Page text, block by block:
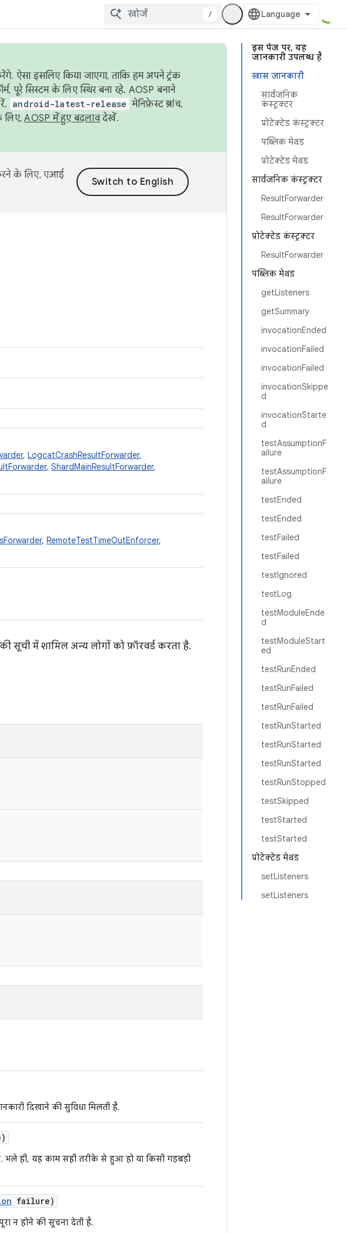
/
इस पेज पर, यह
जानकारी उपलब्ध है
खास जानकारी
सार्वजनिक
कंस्ट्रक्टर
प्रोटेक्टेड कंस्ट्रक्टर
पब्लिक मेथड
प्रोटेक्टेड मेथड
सार्वजनिक कंस्ट्रक्टर
ResultForwarder
ResultForwarder
प्रोटेक्टेड कंस्ट्रक्टर
ResultForwarder
पब्लिक मेथड
getListeners
getSummary
invocationEnded
invocationFailed
invocationFailed
invocationSkippe
d
invocationStarte
d
testAssumptionF
ailure
testAssumptionF
ailure
testEnded
testEnded
testFailed
testFailed
testIgnored
testLog
testModuleEnde
d
testModuleStart
ed
testRunEnded
testRunFailed
testRunFailed
testRunStarted
testRunStarted
testRunStarted
testRunStopped
testSkipped
testStarted
testStarted
प्रोटेक्टेड मेथड
setListeners
setListeners
ऐसा इसलिए किया जाएगा, ताकि हम अपने ट्रंक
सिस्टम के लिए स्थिर बना रहे. AOSP बनाने
android-latest-release मेनिफ़ेस्ट ब्रांच,
लिए,AOSP में हुए बदलावदेखें.
के लिए, एआई
, LogcatCrashResultForwarder,
, ShardMainResultForwarder,
, RemoteTestTimeOutEnforcer,
सूची में शामिल अन्य लोगों को फ़ॉरवर्ड करता है.
दिखाने की सुविधा मिलती है.
भले ही, यह काम सही तरीके से हुआ हो या किसी गड़बड़ी
failure)
न होने की सूचना देती है.